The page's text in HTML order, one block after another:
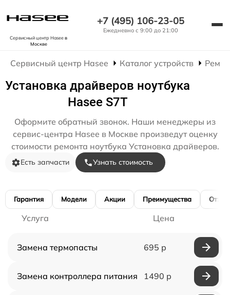
Сервисный центр Haseeв
Москве
+7 (495) 106-23-05
Ежедневно с 9:00 до 21:00
Сервисный центр Hasee Каталог устройств
Установка драйверов ноутбука
Hasee S7T
Оформите обратный звонок. Наши менеджеры из
сервис-центра Hasee в Москве произведут оценку
стоимости ремонта ноутбука Установка драйверов.
Есть запчасти Узнать стоимость
Гарантия Модели Акции Преимущества
Услуга Цена
Замена термопасты 695 р
Замена контроллера питания 1490 р